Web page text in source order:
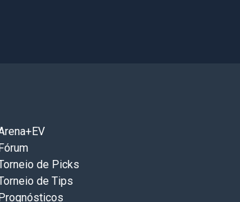
de Picks
de Tips